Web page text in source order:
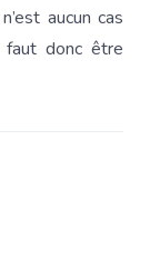
aucun cas
faut donc être